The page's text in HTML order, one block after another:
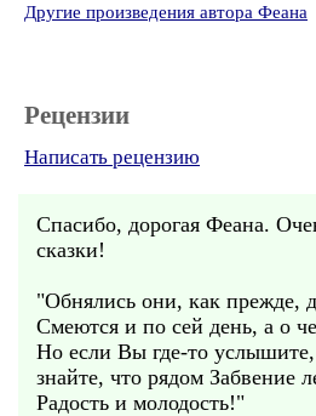
Другие произведения автора Феана
Рецензии
Написать рецензию
Спасибо, дорогая Феана.
сказки!
"Обнялись они, как прежде,
Смеются и по сей день, а о
Но если Вы где-то услышите,
знайте, что рядом Забвение
Радость и молодость!"